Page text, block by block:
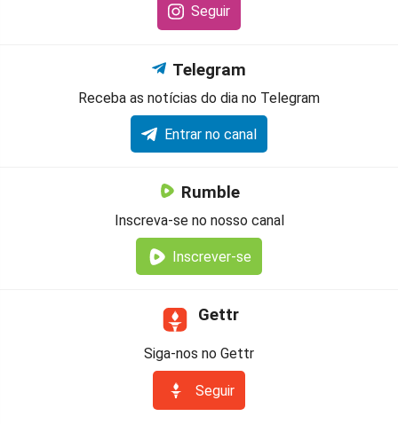
Seguir
Telegram
Receba as notícias do dia no Telegram
Entrar no canal
Rumble
Inscreva-se no nosso canal
Inscrever-se
Gettr
Siga-nos no Gettr
Seguir